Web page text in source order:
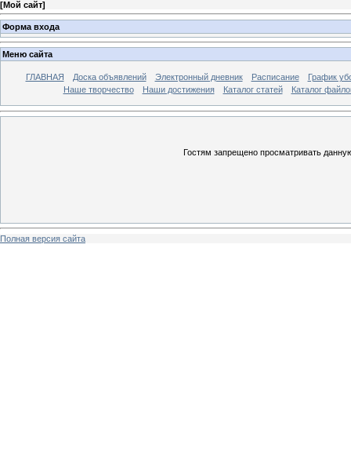
[Мой сайт]
Форма входа
Меню сайта
ГЛАВНАЯ Доска объявлений Электронный дневник Расписание
График
Наше творчество
Наши достижения Каталог статей Каталог
Гостям запрещено просматривать
Полная версия сайта